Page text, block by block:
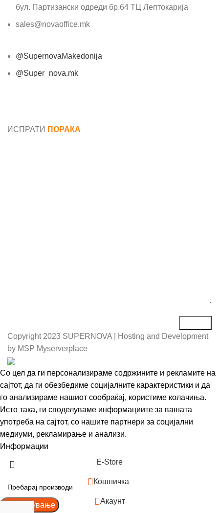
бул. Партизански одреди бр.64 ТЦ Лептокарија
sales@novaoffice.mk
@SupernovaMakedonija
@Super_nova.mk
ИСПРАТИ ПОРАКА
Copyright 2023 SUPERNOVA | Hosting and Development
by MSP Myserverplace
Со цел да ги персонализираме содржините и рекламите на
сајтот, да ги обезбедиме социјалните карактеристики и да
го анализираме нашиот сообраќај, користиме колачиња.
Исто така, ги споделуваме информациите за вашата
употреба на сајтот, со нашите партнери за социјални
медиуми, рекламирање и анализи.
Информации
Пребарување
Е-Store
0 Кошничка
Акаунт